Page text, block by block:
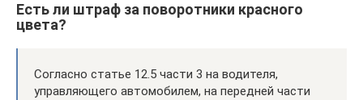
Есть ли штраф за поворотники красного
цвета?
Согласно статье 12.5 части 3 на водителя,
управляющего автомобилем, на передней части